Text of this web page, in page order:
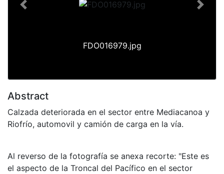
FDO016979.jpg
Previous Next
Abstract
Calzada deteriorada en el sector entre Mediacanoa y
Riofrío, automovil y camión de carga en la vía.
Al reverso de la fotografía se anexa recorte: "Este es
el aspecto de la Troncal del Pacífico en el sector